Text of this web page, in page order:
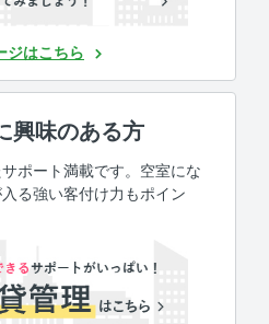
ジはこちら
興味のある方
ポート満載です。空室にな
る強い客付け力もポイン